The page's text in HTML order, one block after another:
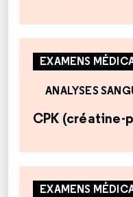
EXAMENS
ANALYSES
CPK (créatine-
EXAMENS